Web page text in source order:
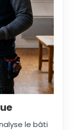
le bâti